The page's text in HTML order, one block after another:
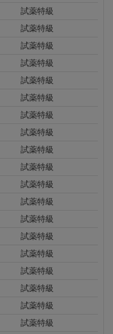
試薬特級
試薬特級
試薬特級
試薬特級
試薬特級
試薬特級
試薬特級
試薬特級
試薬特級
試薬特級
試薬特級
試薬特級
試薬特級
試薬特級
試薬特級
試薬特級
試薬特級
試薬特級
試薬特級